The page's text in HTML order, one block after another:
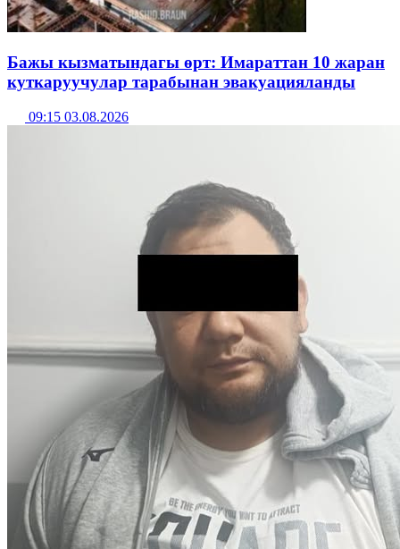
Бажы кызматындагы өрт: Имараттан 10 жаран
куткаруучулар тарабынан эвакуацияланды
09:15 03.08.2026